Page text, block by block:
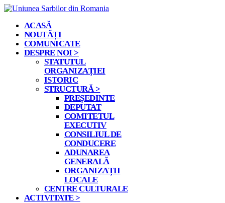
ACASĂ
NOUTĂȚI
COMUNICATE
DESPRE NOI >
STATUTUL
ORGANIZAȚIEI
ISTORIC
STRUCTURĂ >
PREȘEDINTE
DEPUTAT
COMITETUL
EXECUTIV
CONSILIUL DE
CONDUCERE
ADUNAREA
GENERALĂ
ORGANIZAȚII
LOCALE
CENTRE CULTURALE
ACTIVITATE >